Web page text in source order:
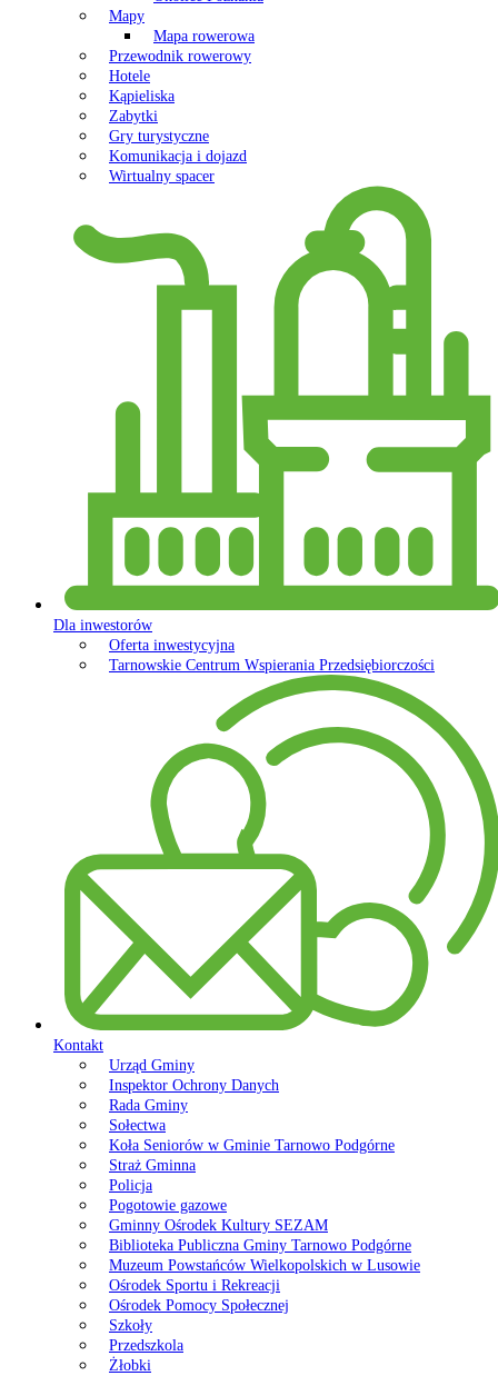
Mapy
Mapa rowerowa
Przewodnik rowerowy
Hotele
Kąpieliska
Zabytki
Gry turystyczne
Komunikacja i dojazd
Wirtualny spacer
Dla inwestorów
Oferta inwestycyjna
Tarnowskie Centrum Wspierania Przedsiębiorczości
Kontakt
Urząd Gminy
Inspektor Ochrony Danych
Rada Gminy
Sołectwa
Koła Seniorów w Gminie Tarnowo Podgórne
Straż Gminna
Policja
Pogotowie gazowe
Gminny Ośrodek Kultury SEZAM
Biblioteka Publiczna Gminy Tarnowo Podgórne
Muzeum Powstańców Wielkopolskich w Lusowie
Ośrodek Sportu i Rekreacji
Ośrodek Pomocy Społecznej
Szkoły
Przedszkola
Żłobki